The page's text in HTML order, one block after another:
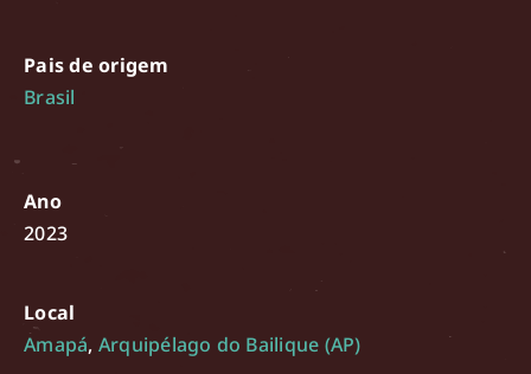
Pais de origem
Brasil
Ano
2023
Local
Amapá, Arquipélago do Bailique (AP)